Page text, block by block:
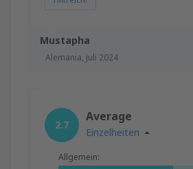
Mustapha
Alemania, Juli 2024
2.7
Average
Einzelheiten
Allgemein: